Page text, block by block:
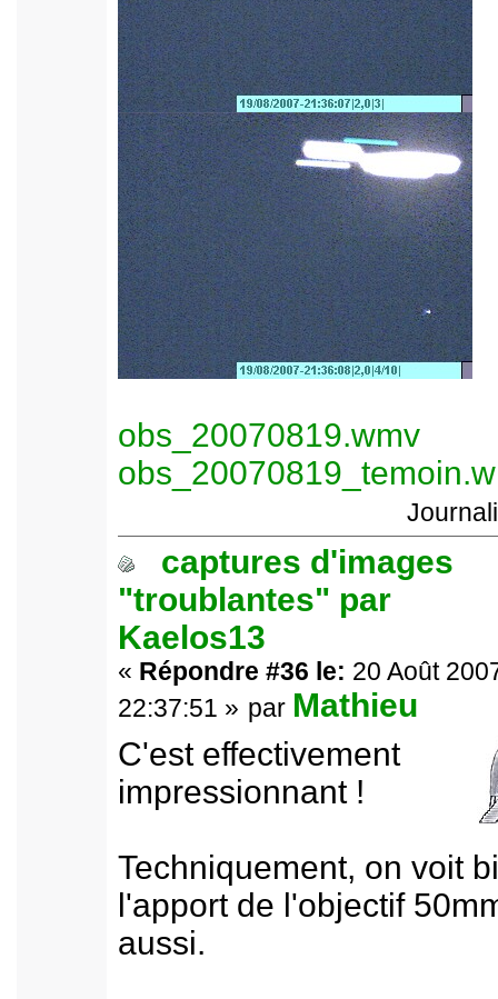
obs_20070819.wmv
captures d'images
"troublantes" par
Kaelos13
« Répondre #36 le: 20 Août
22:37:51 » par Mathieu
C'est effectivement
impressionnant !
Techniquement, on voit
l'apport de l'objectif
aussi.